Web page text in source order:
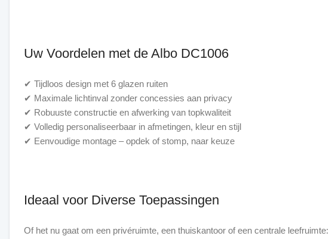
Uw Voordelen met de Albo DC1006
✔ Tijdloos design met 6 glazen ruiten
✔ Maximale lichtinval zonder concessies aan privacy
✔ Robuuste constructie en afwerking van topkwaliteit
✔ Volledig personaliseerbaar in afmetingen, kleur en stijl
✔ Eenvoudige montage – opdek of stomp, naar keuze
Ideaal voor Diverse Toepassingen
Of het nu gaat om een privéruimte, een thuiskantoor of een centrale